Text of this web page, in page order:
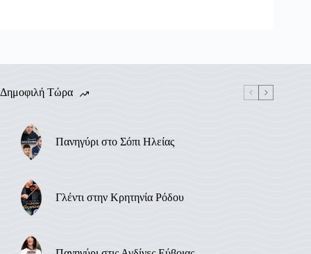
Δημοφιλή Τώρα
Πανηγύρι στο Σόπι Ηλείας
Γλέντι στην Κρητηνία Ρόδου